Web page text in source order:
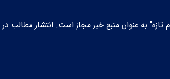
تازه" به عنوان منبع خبر مجاز است. انتشار مطالب